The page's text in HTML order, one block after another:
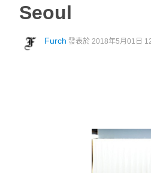
Seoul
Furch 發表於 2018年5月01日